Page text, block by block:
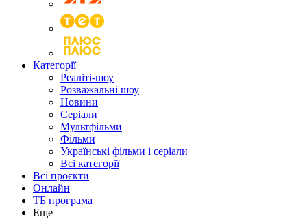
Категорії
Реаліті-шоу
Розважальні шоу
Новини
Серіали
Мультфільми
Фільми
Українські фільми і серіали
Всі категорії
Всі проєкти
Онлайн
ТБ програма
Еще